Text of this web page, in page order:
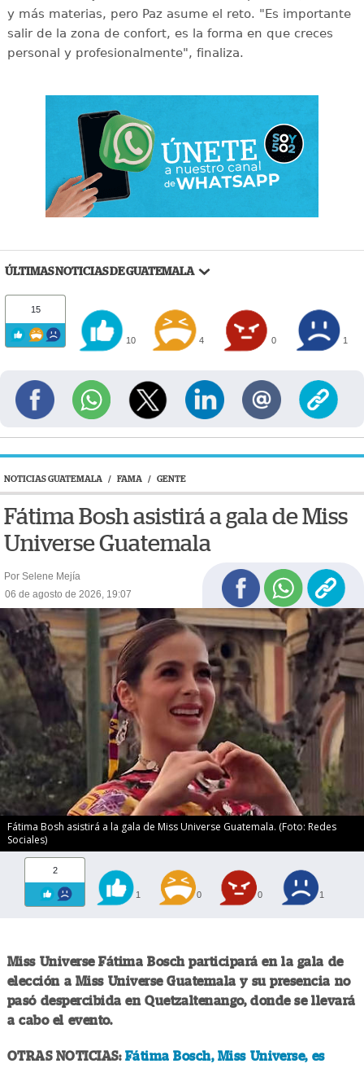
y más materias, pero Paz asume el reto. "Es importante
salir de la zona de confort, es la forma en que creces
personal y profesionalmente", finaliza.
ÚLTIMAS NOTICIAS DE GUATEMALA
15
10 4 0 1
NOTICIAS GUATEMALA / FAMA / GENTE
Fátima Bosh asistirá a gala de Miss
Universe Guatemala
Por Selene Mejía
06 de agosto de 2026, 19:07
Fátima Bosh asistirá a la gala de Miss Universe Guatemala. (Foto: Redes
Sociales)
2
1 0 0 1
Miss Universe Fátima Bosch participará en la gala de
elección a Miss Universe Guatemala y su presencia no
pasó despercibida en Quetzaltenango, donde se llevará
a cabo el evento.
OTRAS NOTICIAS: Fátima Bosch, Miss Universe, es